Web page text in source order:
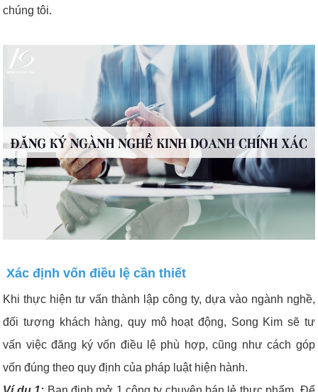
chúng tôi.
Xác định vốn điều lệ cần thiết
Khi thực hiện tư vấn thành lập công ty, dựa vào ngành nghề,
đối tượng khách hàng, quy mô hoạt động, Song Kim sẽ tư
vấn việc đăng ký vốn điều lệ phù hợp, cũng như cách góp
vốn đúng theo quy định của pháp luật hiện hành.